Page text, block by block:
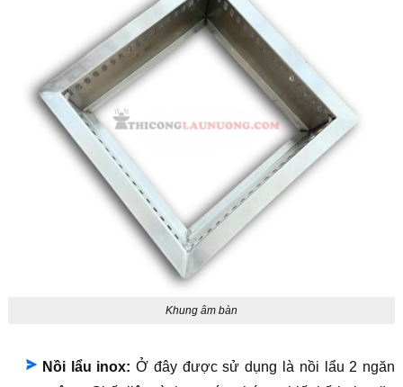
Khung âm bàn
Nồi lẩu inox: Ở đây được sử dụng là nồi lẩu 2 ngăn